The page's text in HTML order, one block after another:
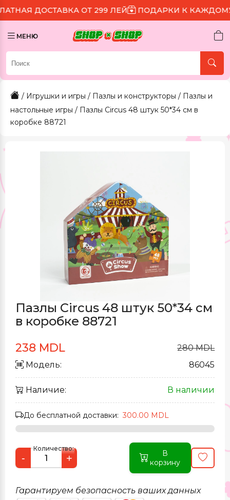
ОТ 299 ЛЕЙ ПОДАРКИ К КАЖДОМУ
МЕНЮ
/ Игрушки и игры / Пазлы и конструкторы / Пазлы и
настольные игры / Пазлы Circus 48 штук 50*34 см в
коробке 88721
Пазлы Circus 48 штук 50*34 см
в коробке 88721
238 MDL
280 MDL
Модель:
86045
Наличие: В наличии
До бесплатной доставки:300.00 MDL
Количество:
- +
В
корзину
Гарантируем безопасность ваших данных